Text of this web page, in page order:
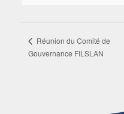
Réunion du Comité de
Gouvernance FILSLAN